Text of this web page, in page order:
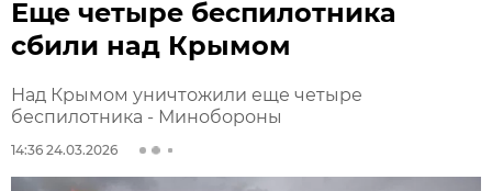
Еще четыре беспилотника
сбили над Крымом
Над Крымом уничтожили еще четыре
беспилотника - Минобороны
14:36 24.03.2026